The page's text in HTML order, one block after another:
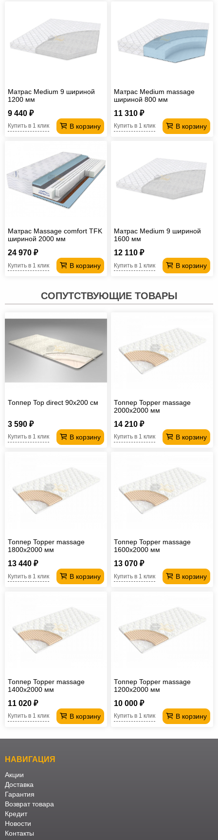
Матрас Medium 9 шириной
1200 мм
9 440 ₽
В корзину
Купить в 1 клик
Матрас Medium massage
шириной 800 мм
11 310 ₽
В корзину
Купить в 1 клик
Матрас Massage comfort TFK
шириной 2000 мм
24 970 ₽
В корзину
Купить в 1 клик
Матрас Medium 9 шириной
1600 мм
12 110 ₽
В корзину
Купить в 1 клик
СОПУТСТВУЮЩИЕ ТОВАРЫ
Топпер Top direct 90х200 см
3 590 ₽
В корзину
Купить в 1 клик
Топпер Topper massage
2000х2000 мм
14 210 ₽
В корзину
Купить в 1 клик
Топпер Topper massage
1800х2000 мм
13 440 ₽
В корзину
Купить в 1 клик
Топпер Topper massage
1600х2000 мм
13 070 ₽
В корзину
Купить в 1 клик
Топпер Topper massage
1400х2000 мм
11 020 ₽
В корзину
Купить в 1 клик
Топпер Topper massage
1200х2000 мм
10 000 ₽
В корзину
Купить в 1 клик
НАВИГАЦИЯ
Акции
Доставка
Гарантия
Возврат товара
Кредит
Новости
Контакты